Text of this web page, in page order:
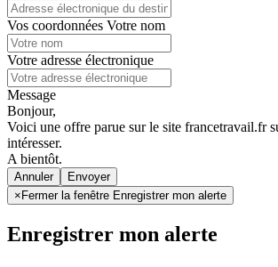
Vos coordonnées Votre nom
Votre adresse électronique
Message
Bonjour,
Voici une offre parue sur le site francetravail.fr
intéresser.
A bientôt.
Annuler
× Fermer la fenêtre Enregistrer mon alerte
Enregistrer mon alerte